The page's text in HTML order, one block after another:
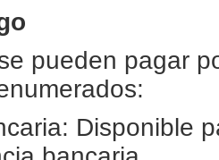
pueden pagar
Disponible